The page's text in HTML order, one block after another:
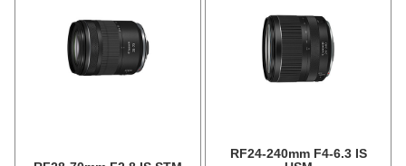
RF24-240mm F4-6.3 IS